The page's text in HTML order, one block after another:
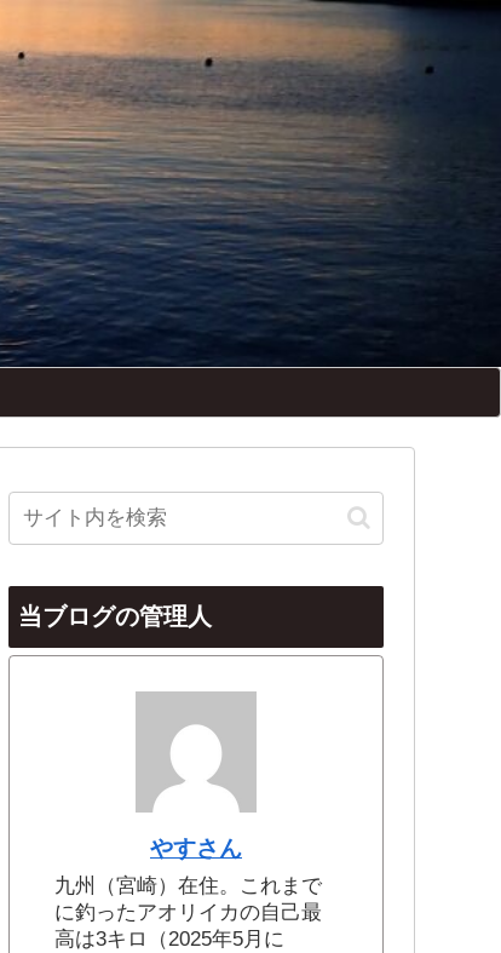
当ブログの管理人
やすさん
九州（宮崎）在住。これまで
に釣ったアオリイカの自己最
高は3キロ（2025年5月に